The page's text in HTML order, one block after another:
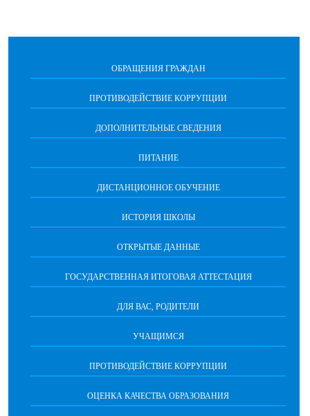
ОБРАЩЕНИЯ ГРАЖДАН
ПРОТИВОДЕЙСТВИЕ КОРРУПЦИИ
ДОПОЛНИТЕЛЬНЫЕ СВЕДЕНИЯ
ПИТАНИЕ
ДИСТАНЦИОННОЕ ОБУЧЕНИЕ
ИСТОРИЯ ШКОЛЫ
ОТКРЫТЫЕ ДАННЫЕ
ГОСУДАРСТВЕННАЯ ИТОГОВАЯ АТТЕСТАЦИЯ
ДЛЯ ВАС, РОДИТЕЛИ
УЧАЩИМСЯ
ПРОТИВОДЕЙСТВИЕ КОРРУПЦИИ
ОЦЕНКА КАЧЕСТВА ОБРАЗОВАНИЯ